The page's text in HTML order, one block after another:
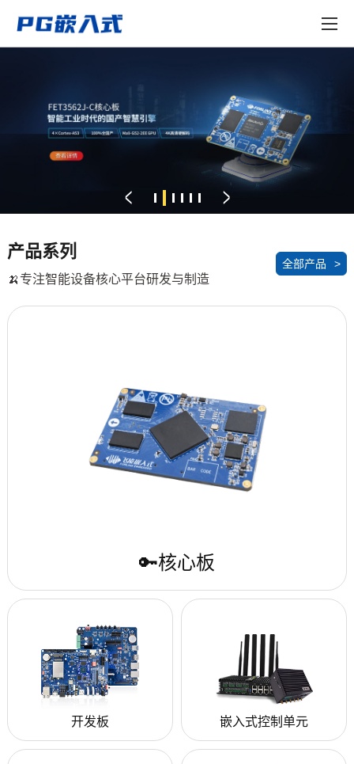
行业应用
技术与支持
天猫商城
淘宝商城
登录入口
< >
产品系列
🍌专注智能设备核心平台研发与制造
全部产品 >
🔑核心板
了解更多 >
开发板 嵌入式控制单元